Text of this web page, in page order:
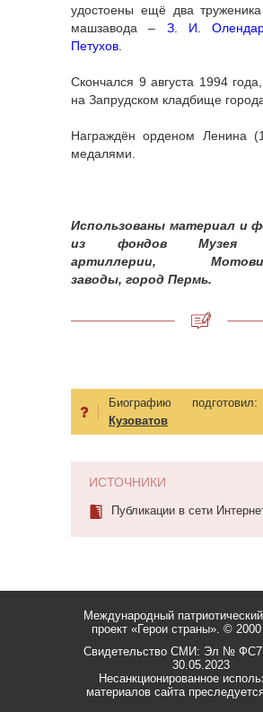
удостоены ещё два
машзавода – З. И.
Петухов
Скончался 9 августа 1994
на Запрудском кладбище
Награждён орденом Ленина
медалями.
Использованы материал и
из фондов Музея
артиллерии,
заводы, город Пермь.
Биографию
Кузоватов
ИСТОЧНИКИ
Публикации в сети
Международный
проект «Герои страны». © 2000
Свидетельство СМИ: Эл №
30.05.2023
Несанкционированное
материалов сайта